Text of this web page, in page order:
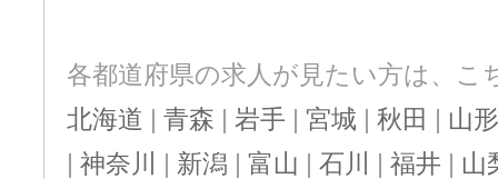
各都道府県の求人が見たい方は、
北海道 | 青森 | 岩手 | 宮城 | 秋田 | 山形
| 神奈川 | 新潟 | 富山 | 石川 | 福井 | 山